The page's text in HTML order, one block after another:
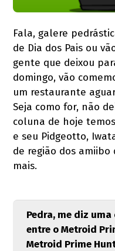
Fala, galere
de Dia dos Pais ou
gente que deixou
domingo, vão
um restaurante
Seja como for, não
coluna de hoje
e seu Pidgeotto,
de região dos amiibo
mais.
Pedra, me diz
entre o Metroid
Metroid Prime